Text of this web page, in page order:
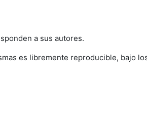
a sus autores.
es libremente reproducible, bajo